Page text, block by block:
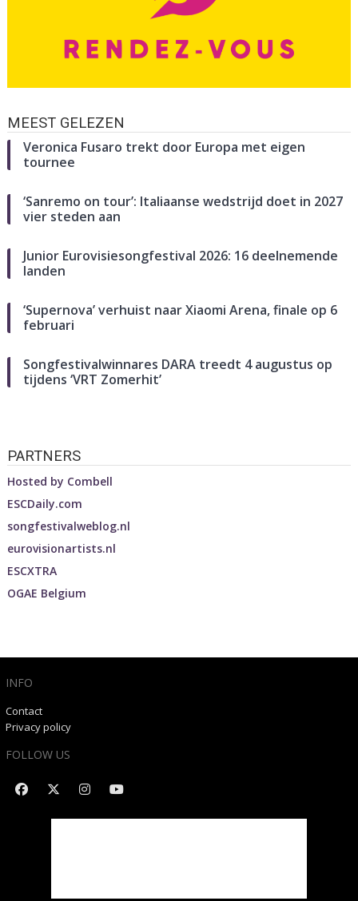
MEEST GELEZEN
Veronica Fusaro trekt door Europa met eigen
tournee
‘Sanremo on tour’: Italiaanse wedstrijd doet in 2027
vier steden aan
Junior Eurovisiesongfestival 2026: 16 deelnemende
landen
‘Supernova’ verhuist naar Xiaomi Arena, finale op 6
februari
Songfestivalwinnares DARA treedt 4 augustus op
tijdens ‘VRT Zomerhit’
PARTNERS
Hosted by Combell
ESCDaily.com
songfestivalweblog.nl
eurovisionartists.nl
ESCXTRA
OGAE Belgium
INFO
Contact
Privacy policy
FOLLOW US